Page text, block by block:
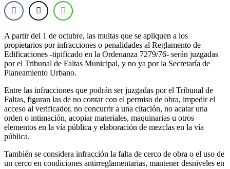
A partir del 1 de octubre, las multas que se apliquen a los
propietarios por infracciones o penalidades al Reglamento de
Edificaciones -tipificado en la Ordenanza 7279/76- serán juzgadas
por el Tribunal de Faltas Municipal, y no ya por la Secretaría de
Planeamiento Urbano.
Entre las infracciones que podrán ser juzgadas por el Tribunal de
Faltas, figuran las de no contar con el permiso de obra, impedir el
acceso al verificador, no concurrir a una citación, no acatar una
orden o intimación, acopiar materiales, maquinarias u otros
elementos en la vía pública y elaboración de mezclas en la vía
pública.
También se considera infracción la falta de cerco de obra o el uso de
un cerco en condiciones antirreglamentarias, mantener desniveles en